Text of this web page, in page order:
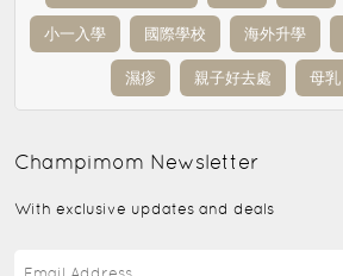
小一入學 國際學校 海外升學
濕疹 親子好去處 母乳
Champimom Newsletter
With exclusive updates and deals